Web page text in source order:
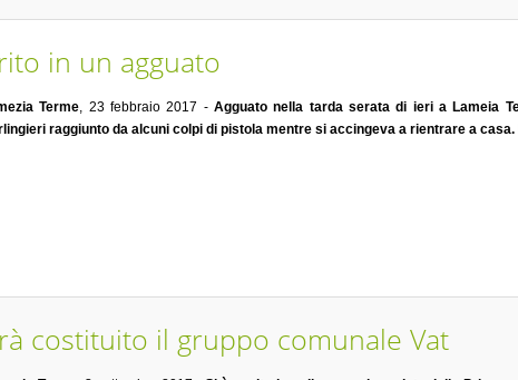
in un agguato
Terme, 23 febbraio 2017 -Agguato nella tarda serata di ieri a Lameia
raggiunto da alcuni colpi di pistola mentre si accingeva a rientrare a
costituito il gruppo comunale Vat